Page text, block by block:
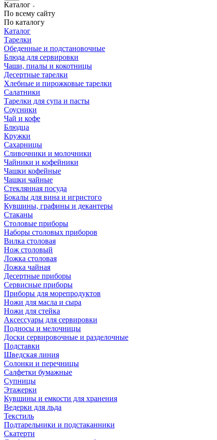
Каталог
По всему сайту
По каталогу
Каталог
Тарелки
Обеденные и подстановочные
Блюда для сервировки
Чаши, пиалы и кокотницы
Десертные тарелки
Хлебные и пирожковые тарелки
Салатники
Тарелки для супа и пасты
Соусники
Чай и кофе
Блюдца
Кружки
Сахарницы
Сливочники и молочники
Чайники и кофейники
Чашки кофейные
Чашки чайные
Стеклянная посуда
Бокалы для вина и игристого
Кувшины, графины и декантеры
Стаканы
Столовые приборы
Наборы столовых приборов
Вилка столовая
Нож столовый
Ложка столовая
Ложка чайная
Десертные приборы
Сервисные приборы
Приборы для морепродуктов
Ножи для масла и сыра
Ножи для стейка
Аксессуары для сервировки
Подносы и мелочницы
Доски сервировочные и разделочные
Подставки
Шведская линия
Солонки и перечницы
Салфетки бумажные
Супницы
Этажерки
Кувшины и емкости для хранения
Ведерки для льда
Текстиль
Подтарельники и подстаканники
Скатерти